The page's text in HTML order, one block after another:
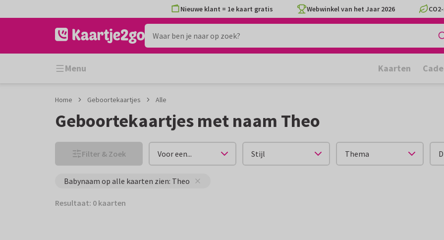
naar
naar
Nieuwe klant = 1e kaart gratis Webwinkel van het Jaar 2026
Menu Kaarten
Home Geboortekaartjes Alle
Geboortekaartjes met naam Theo
Filter & Zoek Voor een... Stijl Thema
Babynaam op alle kaarten zien: Theo
Resultaat: 0 kaarten